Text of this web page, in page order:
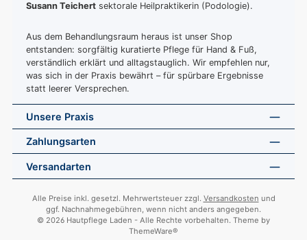
Susann Teichert sektorale Heilpraktikerin (Podologie).
Aus dem Behandlungsraum heraus ist unser Shop
entstanden: sorgfältig kuratierte Pflege für Hand & Fuß,
verständlich erklärt und alltagstauglich. Wir empfehlen nur,
was sich in der Praxis bewährt – für spürbare Ergebnisse
statt leerer Versprechen.
Unsere Praxis
Zahlungsarten
Versandarten
Alle Preise inkl. gesetzl. Mehrwertsteuer zzgl. Versandkosten und
ggf. Nachnahmegebühren, wenn nicht anders angegeben.
© 2026 Hautpflege Laden - Alle Rechte vorbehalten. Theme by
ThemeWare®